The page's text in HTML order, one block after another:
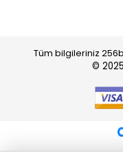
Tüm bilgileriniz
© 2025